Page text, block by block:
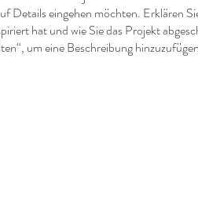
Details eingehen möchten. Erklären
hat und wie Sie das Projekt
um eine Beschreibung